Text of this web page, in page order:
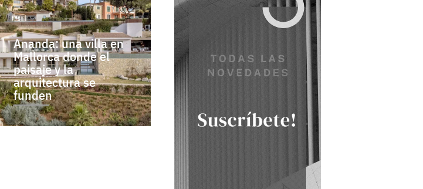
Ananda: una villa en
Mallorca donde el
paisaje y la
arquitectura se
funden